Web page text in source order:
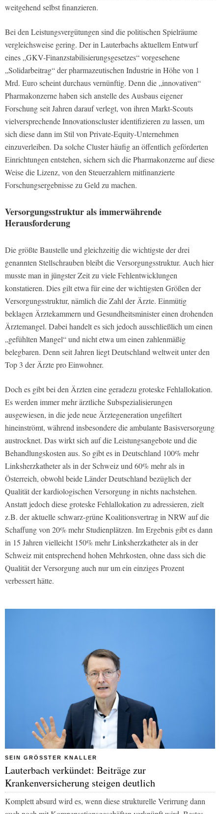
weitgehend selbst finanzieren.
Bei den Leistungsvergütungen sind die politischen Spielräume
vergleichsweise gering. Der in Lauterbachs aktuellem Entwurf
eines „GKV-Finanzstabilisierungsgesetzes“ vorgesehene
„Solidarbeitrag“ der pharmazeutischen Industrie in Höhe von 1
Mrd. Euro scheint durchaus vernünftig. Denn die „innovativen“
Pharmakonzerne haben sich anstelle des Ausbaus eigener
Forschung seit Jahren darauf verlegt, von ihren Markt-Scouts
vielversprechende Innovationscluster identifizieren zu lassen, um
sich diese dann im Stil von Private-Equity-Unternehmen
einzuverleiben. Da solche Cluster häufig an öffentlich geförderten
Einrichtungen entstehen, sichern sich die Pharmakonzerne auf diese
Weise die Lizenz, von den Steuerzahlern mitfinanzierte
Forschungsergebnisse zu Geld zu machen.
Versorgungsstruktur als immerwährende
Herausforderung
Die größte Baustelle und gleichzeitig die wichtigste der drei
genannten Stellschrauben bleibt die Versorgungsstruktur. Auch hier
musste man in jüngster Zeit zu viele Fehlentwicklungen
konstatieren. Dies gilt etwa für eine der wichtigsten Größen der
Versorgungsstruktur, nämlich die Zahl der Ärzte. Einmütig
beklagen Ärztekammern und Gesundheitsminister einen drohenden
Ärztemangel. Dabei handelt es sich jedoch ausschließlich um einen
„gefühlten Mangel“ und nicht etwa um einen zahlenmäßig
belegbaren. Denn seit Jahren liegt Deutschland weltweit unter den
Top 3 der Ärzte pro Einwohner.
Doch es gibt bei den Ärzten eine geradezu groteske Fehlallokation.
Es werden immer mehr ärztliche Subspezialisierungen
ausgewiesen, in die jede neue Ärztegeneration ungefiltert
hineinströmt, während insbesondere die ambulante Basisversorgung
austrocknet. Das wirkt sich auf die Leistungsangebote und die
Behandlungskosten aus. So gibt es in Deutschland 100% mehr
Linksherzkatheter als in der Schweiz und 60% mehr als in
Österreich, obwohl beide Länder Deutschland bezüglich der
Qualität der kardiologischen Versorgung in nichts nachstehen.
Anstatt jedoch diese groteske Fehlallokation zu adressieren, zielt
z.B. der aktuelle schwarz-grüne Koalitionsvertrag in NRW auf die
Schaffung von 20% mehr Studienplätzen. Im Ergebnis gibt es dann
in 15 Jahren vielleicht 150% mehr Linksherzkatheter als in der
Schweiz mit entsprechend hohen Mehrkosten, ohne dass sich die
Qualität der Versorgung auch nur um ein einziges Prozent
verbessert hätte.
SEIN GRÖSSTER KNALLER
Lauterbach verkündet: Beiträge zur
Krankenversicherung steigen deutlich
Komplett absurd wird es, wenn diese strukturelle Verirrung dann